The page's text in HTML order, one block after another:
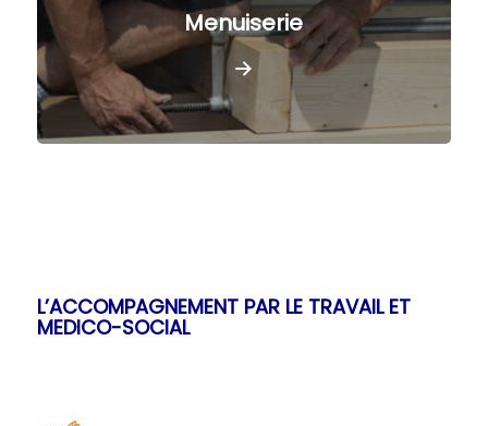
Menuiserie
L’ACCOMPAGNEMENT PAR LE TRAVAIL ET
MEDICO-SOCIAL